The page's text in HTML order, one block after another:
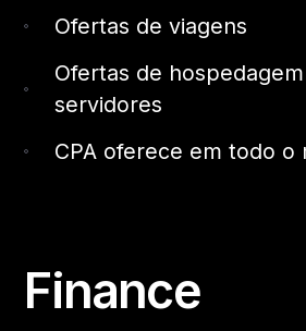
Ofertas de viagens
Ofertas de
servidores
CPA oferece em todo o
Finance